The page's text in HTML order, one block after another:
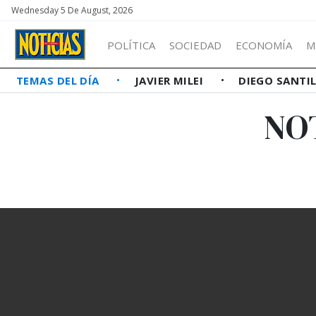
Wednesday 5 De August, 2026
POLÍTICA SOCIEDAD ECONOMÍA
TEMAS DEL DÍA JAVIER MILEI DIEGO